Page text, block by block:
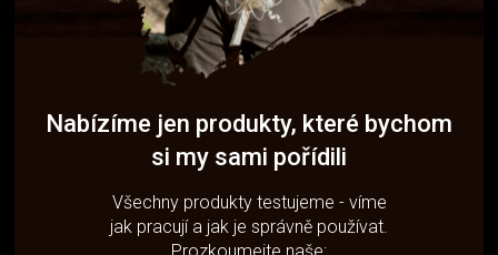
Nabízíme jen produkty, které bychom
si my sami pořídili
Všechny produkty testujeme - víme
jak pracují a jak je správně používat.